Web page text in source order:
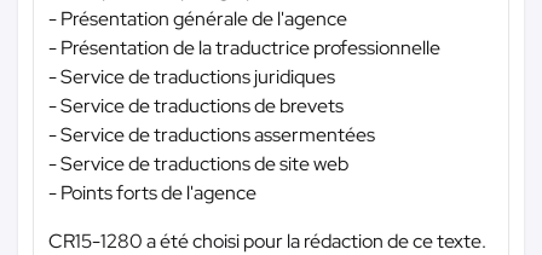
- Présentation générale de l'agence
- Présentation de la traductrice professionnelle
- Service de traductions juridiques
- Service de traductions de brevets
- Service de traductions assermentées
- Service de traductions de site web
- Points forts de l'agence
CR15-1280 a été choisi pour la rédaction de ce texte.